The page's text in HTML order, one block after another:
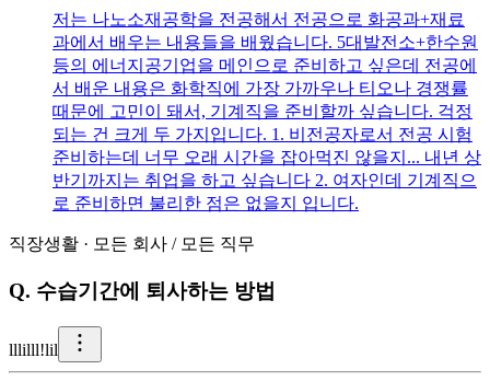
저는 나노소재공학을 전공해서 전공으로 화공과+재료
과에서 배우는 내용들을 배웠습니다. 5대발전소+한수원
등의 에너지공기업을 메인으로 준비하고 싶은데 전공에
서 배운 내용은 화학직에 가장 가까우나 티오나 경쟁률
때문에 고민이 돼서, 기계직을 준비할까 싶습니다. 걱정
되는 건 크게 두 가지입니다. 1. 비전공자로서 전공 시험
준비하는데 너무 오래 시간을 잡아먹진 않을지... 내년 상
반기까지는 취업을 하고 싶습니다 2. 여자인데 기계직으
로 준비하면 불리한 점은 없을지 입니다.
직장생활 · 모든 회사 / 모든 직무
Q. 수습기간에 퇴사하는 방법
lllilll!lil